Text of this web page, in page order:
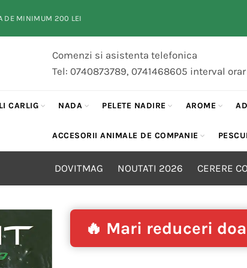
DE MINIMUM 200 LEI
Comenzi si asistenta telefonica
Tel: 0740873789, 0741468605 interval
CARLIG NADA PELETE NADIRE AROME
ACCESORII ANIMALE DE COMPANIE
DOVITMAG NOUTATI 2026 CERERE
🔥 Mari reduceri